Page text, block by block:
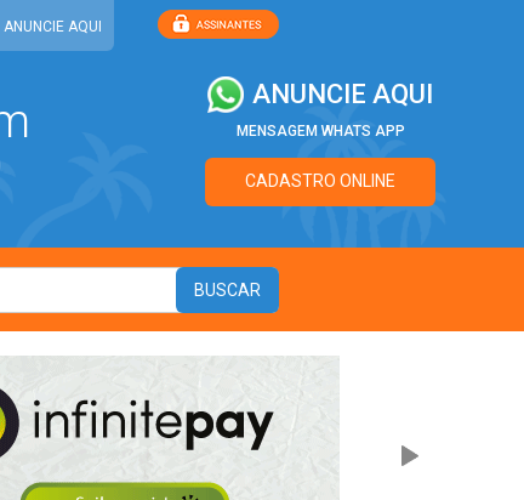
ANUNCIE AQUI
ANUNCIE AQUI
MENSAGEM WHATS APP
CADASTRO ONLINE